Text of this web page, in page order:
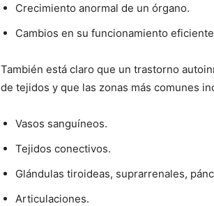
Crecimiento anormal de un órgano.
Cambios en su funcionamiento
También está claro que un trastorno
de tejidos y que las zonas más comunes
Vasos sanguíneos.
Tejidos conectivos.
Glándulas tiroideas, suprarrenales,
Articulaciones.